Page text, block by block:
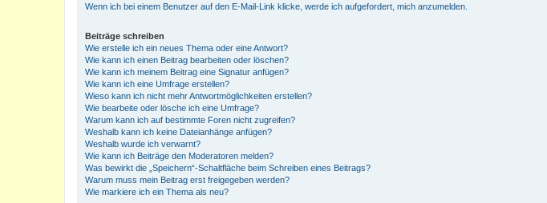
Wenn ich bei einem Benutzer auf den E-Mail-Link klicke, werde ich aufgefordert, mich anzumelden.
Beiträge schreiben
Wie erstelle ich ein neues Thema oder eine Antwort?
Wie kann ich einen Beitrag bearbeiten oder löschen?
Wie kann ich meinem Beitrag eine Signatur anfügen?
Wie kann ich eine Umfrage erstellen?
Wieso kann ich nicht mehr Antwortmöglichkeiten erstellen?
Wie bearbeite oder lösche ich eine Umfrage?
Warum kann ich auf bestimmte Foren nicht zugreifen?
Weshalb kann ich keine Dateianhänge anfügen?
Weshalb wurde ich verwarnt?
Wie kann ich Beiträge den Moderatoren melden?
Was bewirkt die „Speichern“-Schaltfläche beim Schreiben eines Beitrags?
Warum muss mein Beitrag erst freigegeben werden?
Wie markiere ich ein Thema als neu?